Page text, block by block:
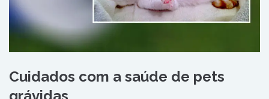
Cuidados com a saúde de pets